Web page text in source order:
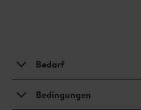
Bedarf
Der Kelag-Konzern kauft
Bedingungen